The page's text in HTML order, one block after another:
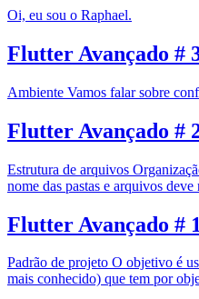
Oi, eu sou o Raphael.
Flutter Avançado #
Ambiente Vamos falar sobre
Flutter Avançado #
Estrutura de arquivos
nome das pastas e arquivos
Flutter Avançado # 1
Padrão de projeto O objetivo é
mais conhecido) que tem por